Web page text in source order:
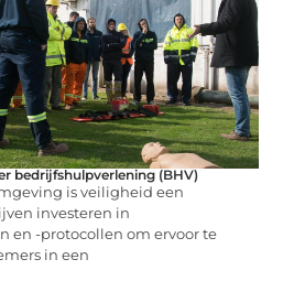
bedrijfshulpverlening (BHV)
is veiligheid een
investeren in
en -protocollen om ervoor te
in een